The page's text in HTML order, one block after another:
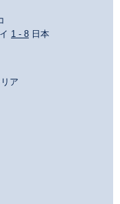
1 - 8 日本
ア